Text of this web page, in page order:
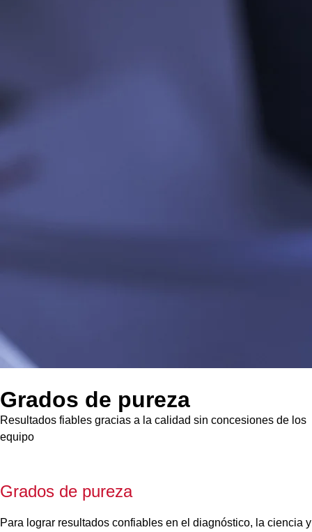
Grados de pureza
Resultados fiables gracias a la calidad sin concesiones de los
equipo
Grados de pureza
Para lograr resultados confiables en el diagnóstico, la ciencia y